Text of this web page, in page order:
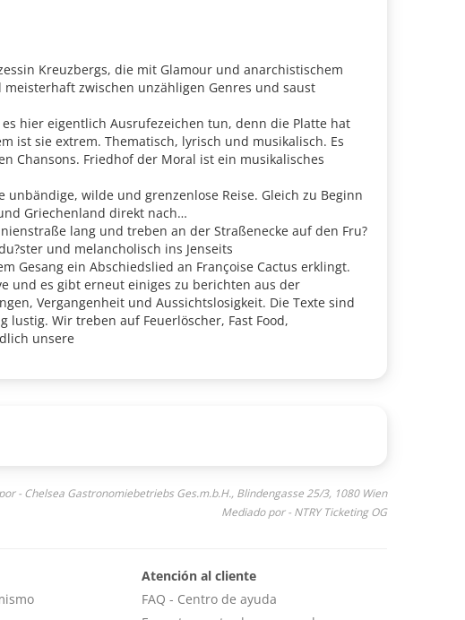
Kreuzbergs, die mit Glamour und anarchistischem
zwischen unzähligen Genres und saust
hier eigentlich Ausrufezeichen tun, denn die Platte hat
ist sie extrem. Thematisch, lyrisch und musikalisch. Es
Chansons. Friedhof der Moral ist ein musikalisches
wilde und grenzenlose Reise. Gleich zu Beginn
Griechenland direkt nach
lang und treben an der Straßenecke auf den Fru?
und melancholisch ins Jenseits
Gesang ein Abschiedslied an Françoise Cactus erklingt.
und es gibt erneut einiges zu berichten aus der
Vergangenheit und Aussichtslosigkeit. Die Texte sind
Wir treben auf Feuerlöscher, Fast Food,
unsere
- Chelsea Gastronomiebetriebs Ges.m.b.H., Blindengasse 25/3, 1080 Wien
Mediado por - NTRY Ticketing OG
Atención al cliente
FAQ - Centro de ayuda